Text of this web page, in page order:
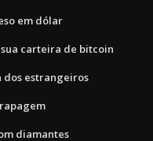
em dólar
carteira de bitcoin
dos estrangeiros
diamantes